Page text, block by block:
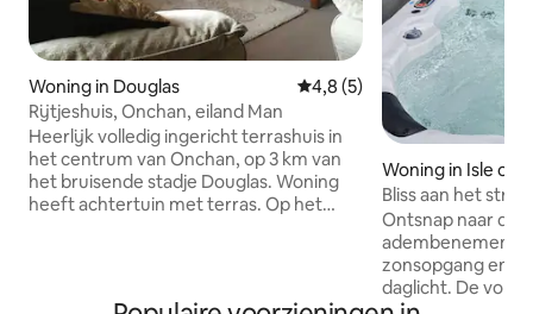
Woning in Douglas Gemiddelde beoordeling
4,8 (5)
Rijtjeshuis, Onchan, eiland Man
Heerlijk volledig ingericht terrashuis in
het centrum van Onchan, op 3 km van
het bruisende stadje Douglas. Woning
heeft achtertuin met terras. Op het
Woning in Isle of
Bliss aan het
zonsopgang
Ontsnap naar dit
adembenemend
zonsopgang en
daglicht. De